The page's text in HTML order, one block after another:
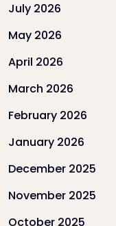
July 2026
May 2026
April 2026
March 2026
February 2026
January 2026
December 2025
November 2025
October 2025